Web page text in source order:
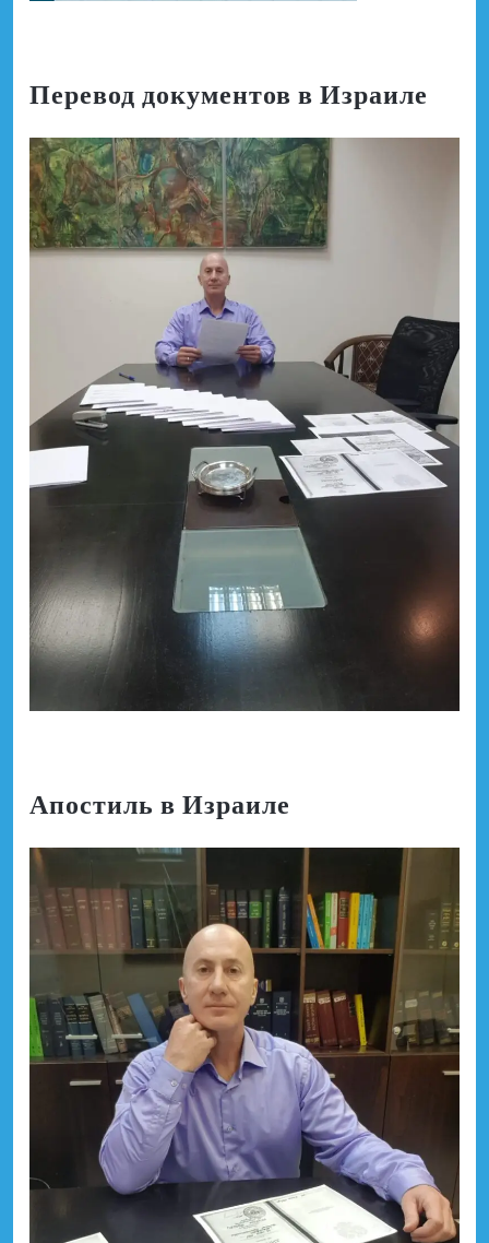
Перевод документов в Израиле
Апостиль в Израиле